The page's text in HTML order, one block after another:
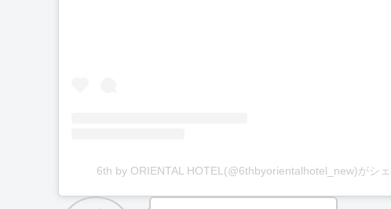
6th by ORIENTAL HOTEL(@6thbyorientalhotel_new)がシ